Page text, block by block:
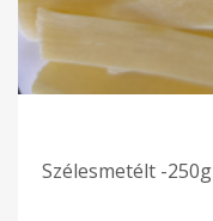
Szélesmetélt -250g